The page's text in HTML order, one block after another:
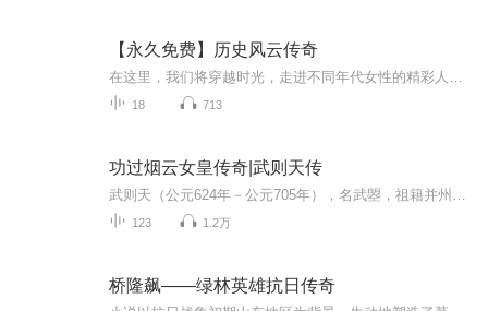
【永久免费】历史风云传奇
18 713
功过烟云女皇传奇|武则天传
123 1.2万
桥隆飙——绿林英雄抗日传奇